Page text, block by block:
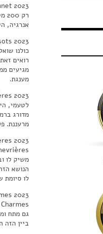
2023
אנרגיה,
2023
רואים
מגיעים
מענגת.
2023
מרעננת.
2023
משיק לו
הנושא
לו סיומת
2023
גם מתח
ביין הזה